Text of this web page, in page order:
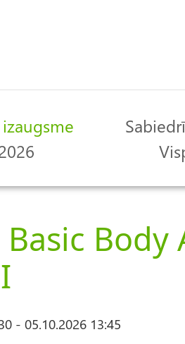
Body
-05.10.2026 13:45